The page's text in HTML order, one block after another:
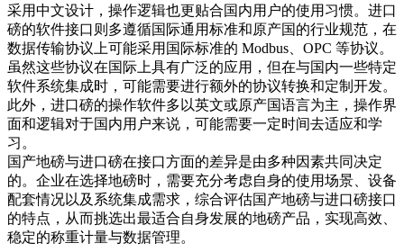
采用中文设计，操作逻辑也更贴合国内用户的使用习惯。进口
磅的软件接口则多遵循国际通用标准和原产国的行业规范，在
数据传输协议上可能采用国际标准的 Modbus、OPC 等协议。
虽然这些协议在国际上具有广泛的应用，但在与国内一些特定
软件系统集成时，可能需要进行额外的协议转换和定制开发。
此外，进口磅的操作软件多以英文或原产国语言为主，操作界
面和逻辑对于国内用户来说，可能需要一定时间去适应和学
习。​
国产地磅与进口磅在接口方面的差异是由多种因素共同决定
的。企业在选择地磅时，需要充分考虑自身的使用场景、设备
配套情况以及系统集成需求，综合评估国产地磅与进口磅接口
的特点，从而挑选出最适合自身发展的地磅产品，实现高效、
稳定的称重计量与数据管理。